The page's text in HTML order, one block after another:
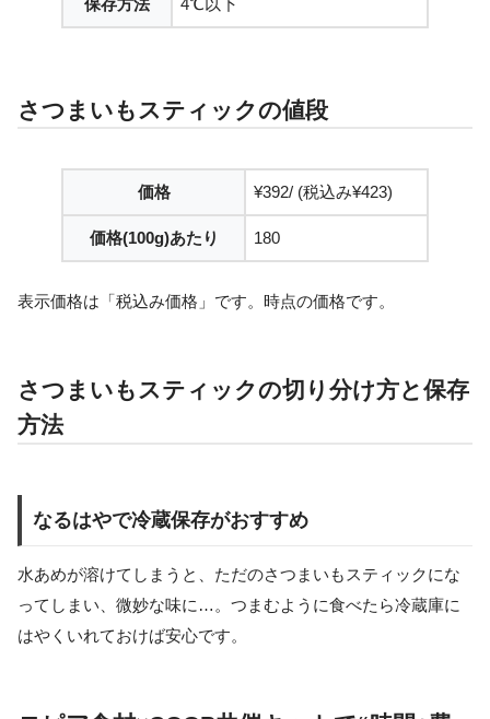
保存方法 4℃以下
さつまいもスティックの値段
価格 ¥392/ (税込み¥423)
価格(100g)あたり 180
表示価格は「税込み価格」です。時点の価格です。
さつまいもスティックの切り分け方と保存
方法
なるはやで冷蔵保存がおすすめ
水あめが溶けてしまうと、ただのさつまいもスティックにな
ってしまい、微妙な味に…。つまむように食べたら冷蔵庫に
はやくいれておけば安心です。